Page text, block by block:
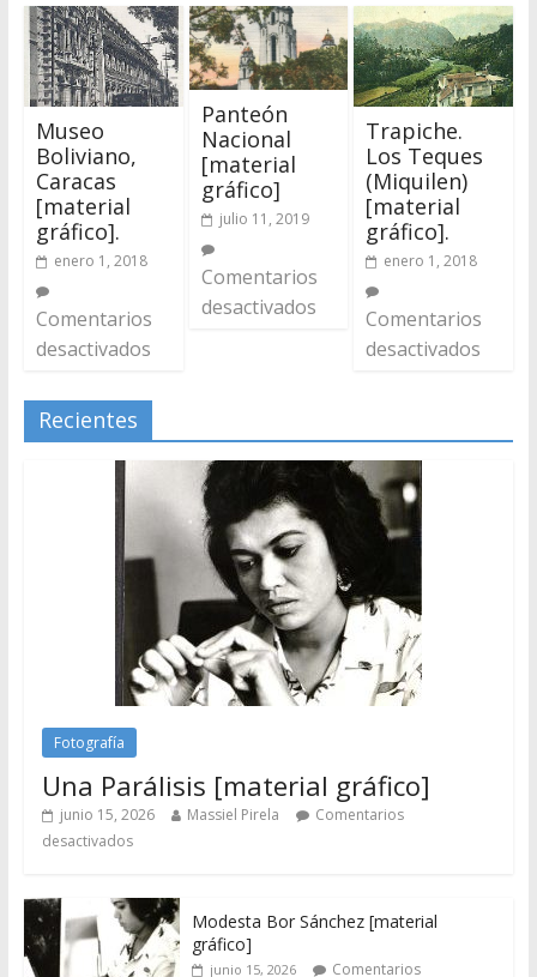
Museo
Boliviano,
Caracas
[material
gráfico].
enero 1, 2018
Comentarios
desactivados
Panteón
Nacional
[material
gráfico]
julio 11, 2019
Comentarios
desactivados
Trapiche.
Los Teques
(Miquilen)
[material
gráfico].
enero 1, 2018
Comentarios
desactivados
Recientes
Fotografía
Una Parálisis [material gráfico]
junio 15, 2026 Massiel Pirela
Comentarios
desactivados
Modesta Bor Sánchez [material
gráfico]
junio 15, 2026 Comentarios